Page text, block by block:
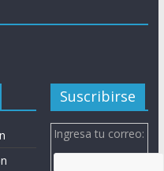
Suscribirse
Ingresa tu correo: